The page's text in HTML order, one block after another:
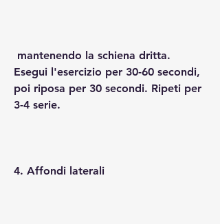
Esegui l'esercizio per 30-60 secondi,
poi riposa per 30 secondi. Ripeti per
3-4 serie.
4. Affondi laterali